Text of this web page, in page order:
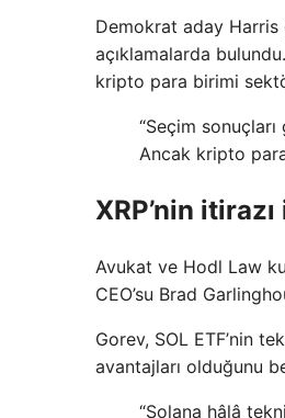
Demokrat aday Harris
açıklamalarda
kripto para birimi
“Seçim
Ancak kripto
XRP’nin
Avukat ve Hodl Law
CEO’su Brad
Gorev, SOL ETF’nin
avantajları olduğunu
“Solana hâlâ